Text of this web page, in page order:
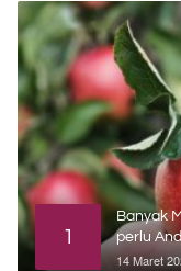
1
Banyak
perlu
14 Maret